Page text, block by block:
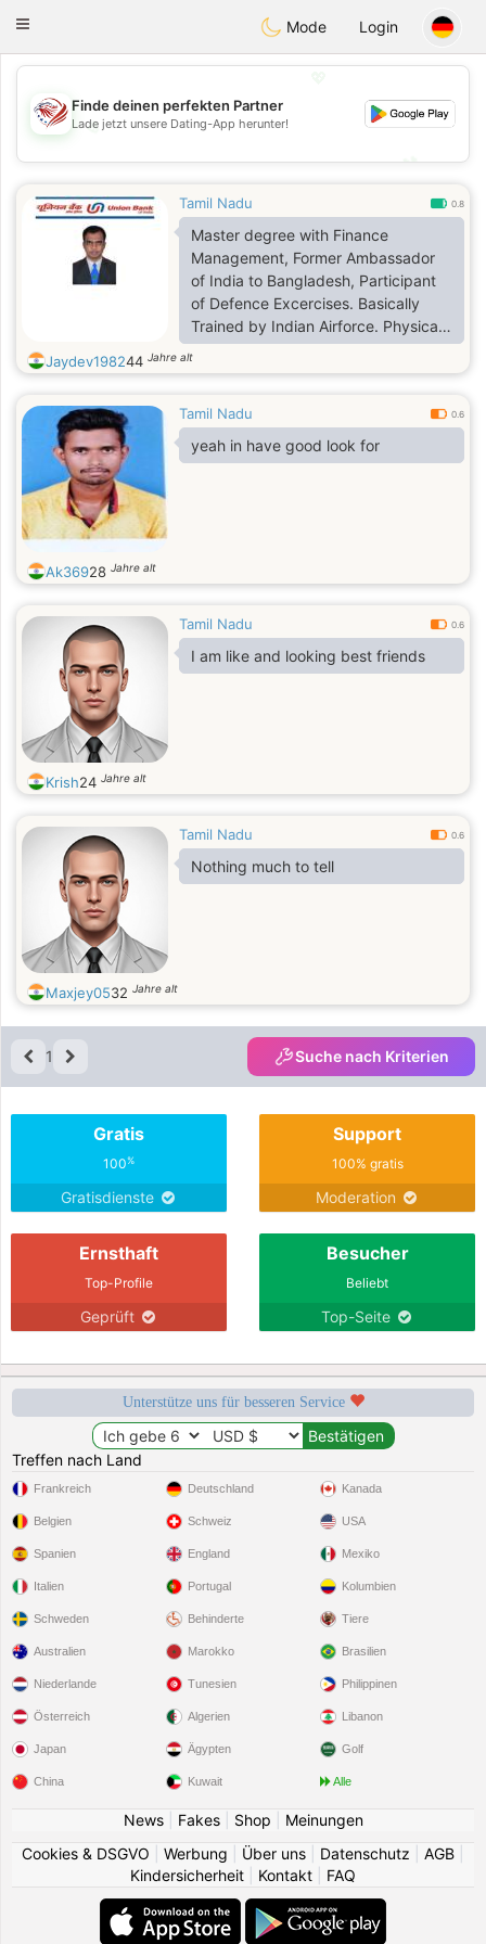
Dating
Toggle
Mode Login
💖
💕
Finde deinen perfekten Partner
Lade jetzt unsere Dating-App herunter!
Tamil Nadu 0.8
Master degree with Finance
Management, Former Ambassador
of India to Bangladesh, Participant
of Defence Excercises. Basically
Trained by Indian Airforce. Physicall
Trained by Indian Army as Cadet
Under Officer in College Days.
sector as INDEPENDENT
ASSOCIATE.
Jaydev198244 Jahre alt
Tamil Nadu 0.6
yeah in have good look for
Ak36928 Jahre alt
Tamil Nadu 0.6
I am like and looking best friends
Krish24 Jahre alt
Tamil Nadu 0.6
Nothing much to tell
Maxjey0532 Jahre alt
1 Suche nach Kriterien
Gratis
100%
Gratisdienste
Support
100% gratis
Moderation
Ernsthaft
Top-Profile
Geprüft
Besucher
Beliebt
Top-Seite
Unterstütze uns für besseren Service
Treffen nach Land
Frankreich
Belgien
Spanien
Italien
Schweden
Deutschland
Schweiz
England
Portugal
Behinderte
Kanada
USA
Mexiko
Kolumbien
Tiere
Australien
Niederlande
Österreich
Japan
China
Marokko
Tunesien
Algerien
Ägypten
Kuwait
Brasilien
Philippinen
Libanon
Golf
Alle
News| Fakes| Shop
Meinungen
Cookies & DSGVO
Werbung Über uns Datenschutz AGB
Kindersicherheit
Kontakt FAQ